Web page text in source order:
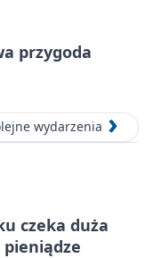
przygoda
wydarzenia
czeka duża